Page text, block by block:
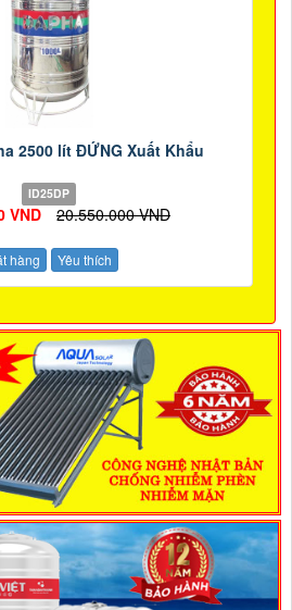
2500 lít ĐỨNG Xuất Khẩu
ID25DP
VND 20.550.000 VND
hàng Yêu thích